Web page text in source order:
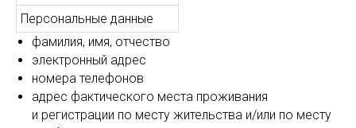
Персональные данные
фамилия, имя, отчество
электронный адрес
номера телефонов
адрес фактического места проживания
и регистрации по месту жительства и/или по месту